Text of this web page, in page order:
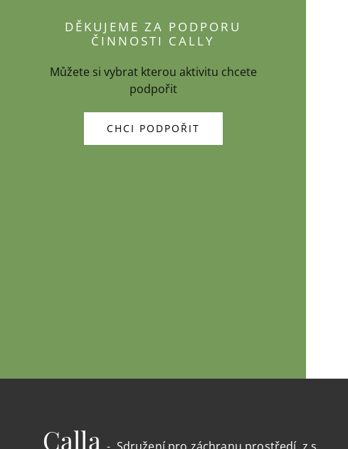
DĚKUJEME ZA PODPORU
ČINNOSTI CALLY
Můžete si vybrat kterou aktivitu chcete
podpořit
CHCI PODPOŘIT
Calla